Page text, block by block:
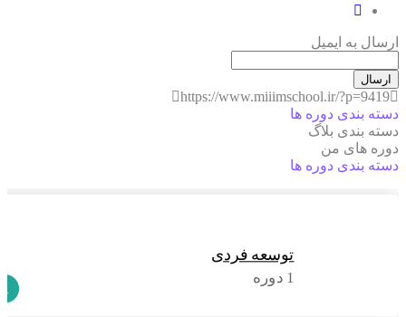
ارسال به ایمیل
ارسال
https://www.miiimschool.ir/?p=9419
دسته بندی دوره ها
دسته بندی بلاگ
دوره های من
دسته بندی دوره ها
توسعه فردی
1 دوره